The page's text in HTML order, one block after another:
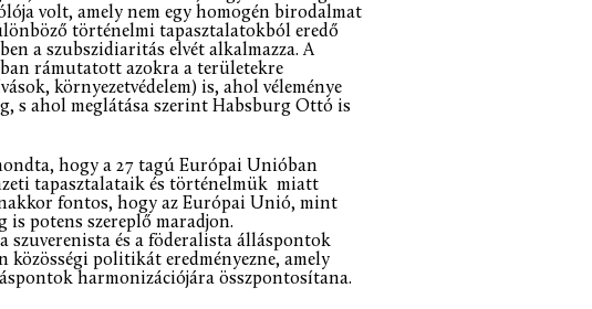
volt, amely nem egy homogén birodalmat
történelmi tapasztalatokból eredő
a szubszidiaritás elvét alkalmazza. A
rámutatott azokra a területekre
környezetvédelem) is, ahol véleménye
s ahol meglátása szerint Habsburg Ottó is
hogy a 27 tagú Európai Unióban
tapasztalataik és történelmük miatt
fontos, hogy az Európai Unió, mint
is potens szereplő maradjon.
szuverenista és a föderalista álláspontok
közösségi politikát eredményezne, amely
harmonizációjára összpontosítana.